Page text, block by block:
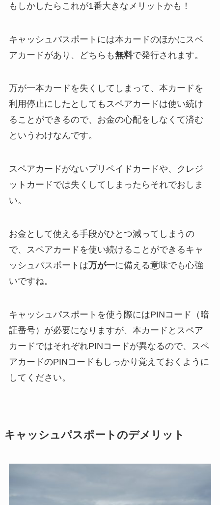
もしかしたらこれが1番大きなメリットかも！
キャッシュパスポートには本カードのほかにスペ
アカードがあり、どちらも無料で発行されます。
万が一本カードを失くしてしまって、本カードを
利用停止にしたとしてもスペアカードは使い続け
ることができるので、お金の心配をしなくて済む
というわけなんです。
スペアカードがないプリペイドカードや、クレジ
ットカードでは失くしてしまったらそれでおしま
い。
お金として使える手段がひとつ減ってしまうの
で、スペアカードを使い続けることができるキャ
ッシュパスポートは万が一に備える意味でも心強
いですね。
キャッシュパスポートを使う際にはPINコード（暗
証番号）が必要になりますが、本カードとスペア
カードではそれぞれPINコードが異なるので、スペ
アカードのPINコードもしっかり覚えておくように
してください。
キャッシュパスポートのデメリット